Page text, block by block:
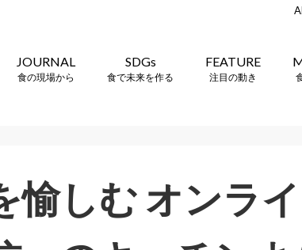
JOURNAL
食の現場から
SDGs
食で未来を作る
FEATURE
注目の動き
愉しむ オンラ